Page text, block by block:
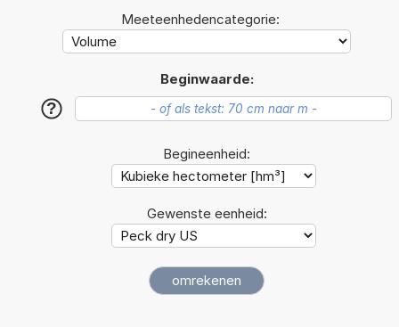
Meeteenhedencategorie:
Beginwaarde:
?
Begineenheid:
Gewenste eenheid: